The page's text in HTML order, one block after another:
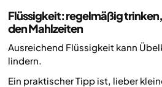
Flüssigkeit: regelmäßig
den Mahlzeiten
Ausreichend Flüssigkeit kann
lindern.
Ein praktischer Tipp ist, lieber